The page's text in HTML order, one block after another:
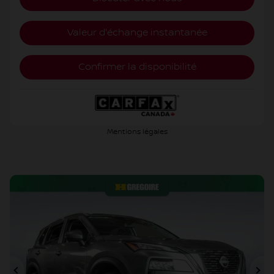
Valeur d'échange instantanée
Confirmer la disponibilité
Mentions légales